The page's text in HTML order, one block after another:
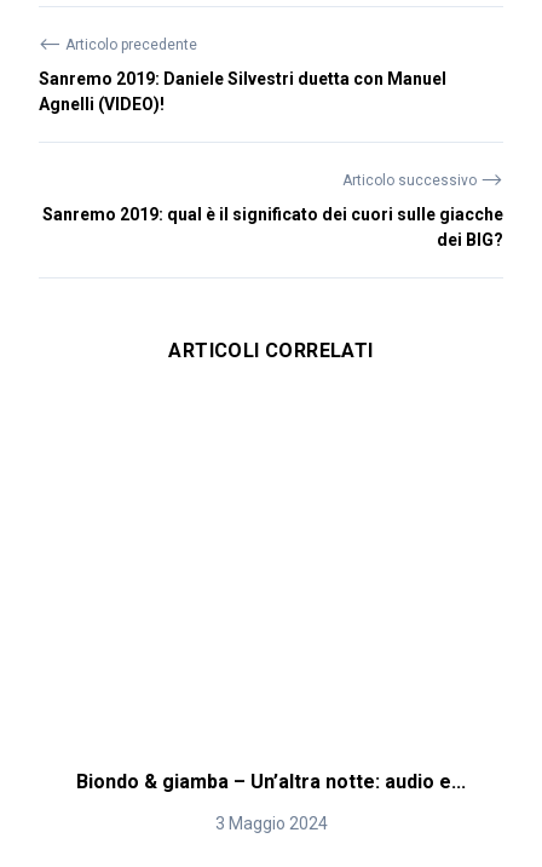
⟵ Articolo precedente
Sanremo 2019: Daniele Silvestri duetta con Manuel
Agnelli (VIDEO)!
Articolo successivo ⟶
Sanremo 2019: qual è il significato dei cuori sulle giacche
dei BIG?
ARTICOLI CORRELATI
Biondo & giamba – Un’altra notte: audio e...
3 Maggio 2024